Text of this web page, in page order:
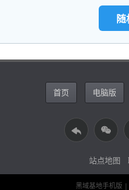
随
首页 电脑版
站点地图
黑域基地手机版 |